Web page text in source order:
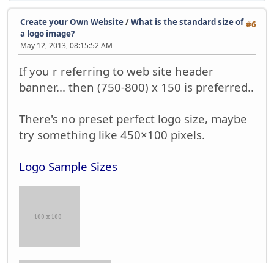
#6
Create your Own Website/What is the standard size of
a logo image?
May 12, 2013, 08:15:52 AM
If you r referring to web site header
banner... then (750-800) x 150 is preferred..
There's no preset perfect logo size, maybe
try something like 450×100 pixels.
Logo Sample Sizes